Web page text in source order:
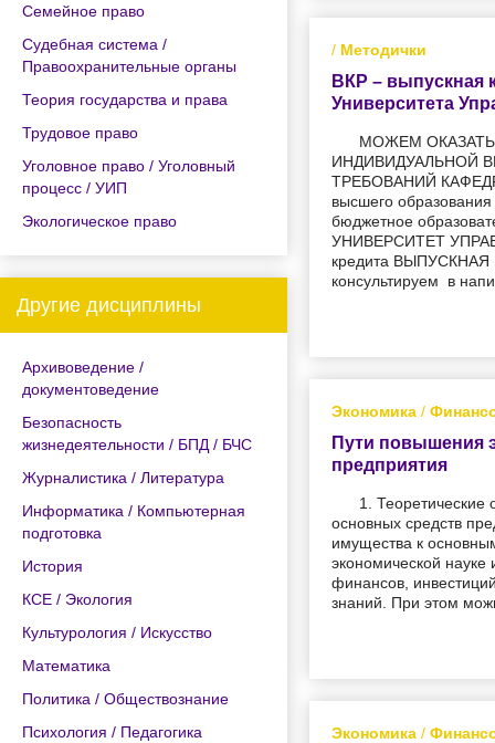
Семейное право
Судебная система /
Правоохранительные органы
Теория государства и права
Трудовое право
Уголовное право / Уголовный
процесс / УИП
Экологическое право
Другие дисциплины
Архивоведение /
документоведение
Безопасность
жизнедеятельности / БПД / БЧС
Журналистика / Литература
Информатика / Компьютерная
подготовка
История
КСЕ / Экология
Культурология / Искусство
Математика
Политика / Обществознание
Психология / Педагогика
/ Методички
ВКР – выпускная
Университета
МОЖЕМ
ИНДИВИДУАЛЬНОЙ
ТРЕБОВАНИЙ
высшего
бюджетное
УНИВЕРСИТЕТ
кредита
консультируем в
Экономика /
Пути повышения
предприятия
1. Теоретические
основных средств
имущества к
экономической науке
финансов,
знаний. При этом
Экономика /